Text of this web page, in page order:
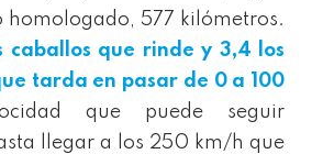
homologado, 577 kilómetros.
caballos que rinde y 3,4 los
tarda en pasar de 0 a 100
que puede seguir
llegar a los 250 km/h que